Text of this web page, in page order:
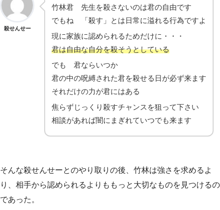
殺せんせー
竹林君 先生を殺さないのは君の自由です
でもね 「殺す」とは日常に溢れる行為ですよ
現に家族に認められるためだけに・・・
君は自由な自分を殺そうとしている
でも 君ならいつか
君の中の呪縛された君を殺せる日が必ず来ます
それだけの力が君にはある
焦らずじっくり殺すチャンスを狙って下さい
相談があれば闇にまぎれていつでも来ます
そんな殺せんせーとのやり取りの後、竹林は強さを求めるよ
り、相手から認められるよりももっと大切なものを見つけるの
であった。